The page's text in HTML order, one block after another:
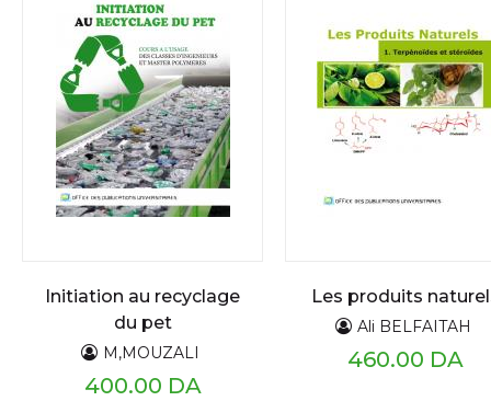
Initiation au recyclage
du pet
M,MOUZALI
400.00 DA
Les produits
Ali BELFAITAH
460.00 DA